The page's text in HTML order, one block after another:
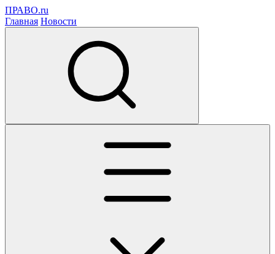
ПРАВО.ru
Главная Новости